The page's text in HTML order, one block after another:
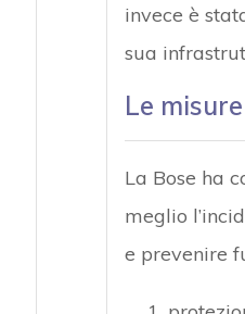
invece è
sua
Le
La Bose ha
meglio
e prevenire